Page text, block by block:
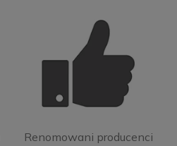
Renomowani producenci